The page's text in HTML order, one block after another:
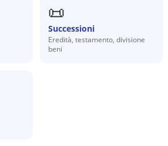
📜
Successioni
Eredità, testamento, divisione
beni